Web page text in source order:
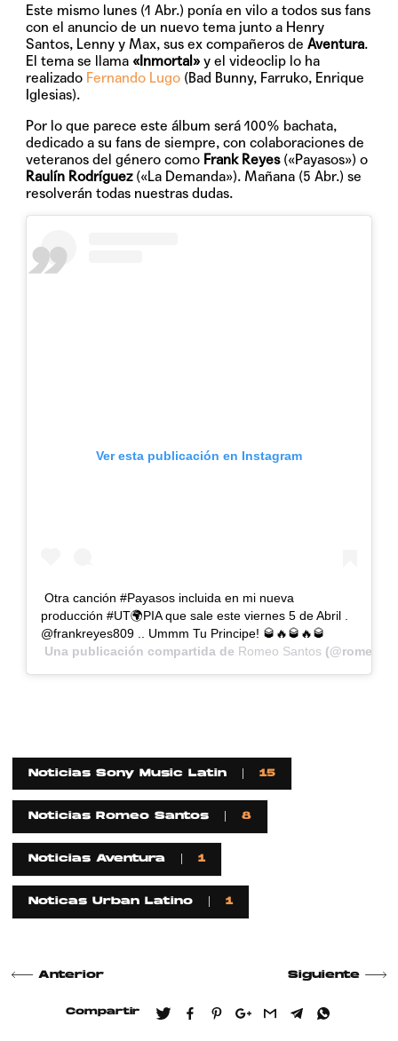
Este mismo lunes (1 Abr.) ponía en vilo a todos sus fans
con el anuncio de un nuevo tema junto a Henry
Santos, Lenny y Max, sus ex compañeros deAventura.
El tema se llama «Inmortal» y el videoclip lo ha
realizado Fernando Lugo (Bad Bunny, Farruko, Enrique
Iglesias).
Por lo que parece este álbum será 100% bachata,
dedicado a su fans de siempre, con colaboraciones de
veteranos del género como Frank Reyes(«Payasos») o
Raulín Rodríguez(«La Demanda»). Mañana (5 Abr.) se
resolverán todas nuestras dudas.
Ver esta publicación en Instagram
Otra canción #Payasos incluida en mi nueva
producción #UT🌍PIA que sale este viernes 5 de Abril .
@frankreyes809 .. Ummm Tu Principe! 🥃🔥🥃🔥🥃
Una publicación compartida de Romeo Santos
Noticias Sony Music Latin 15
Noticias Romeo Santos 8
Noticias Aventura 1
Noticas Urban Latino 1
Anterior Siguiente
Compartir